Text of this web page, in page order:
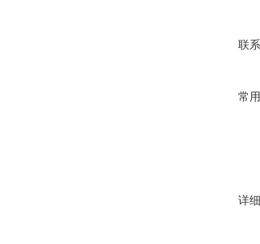
联
常
详